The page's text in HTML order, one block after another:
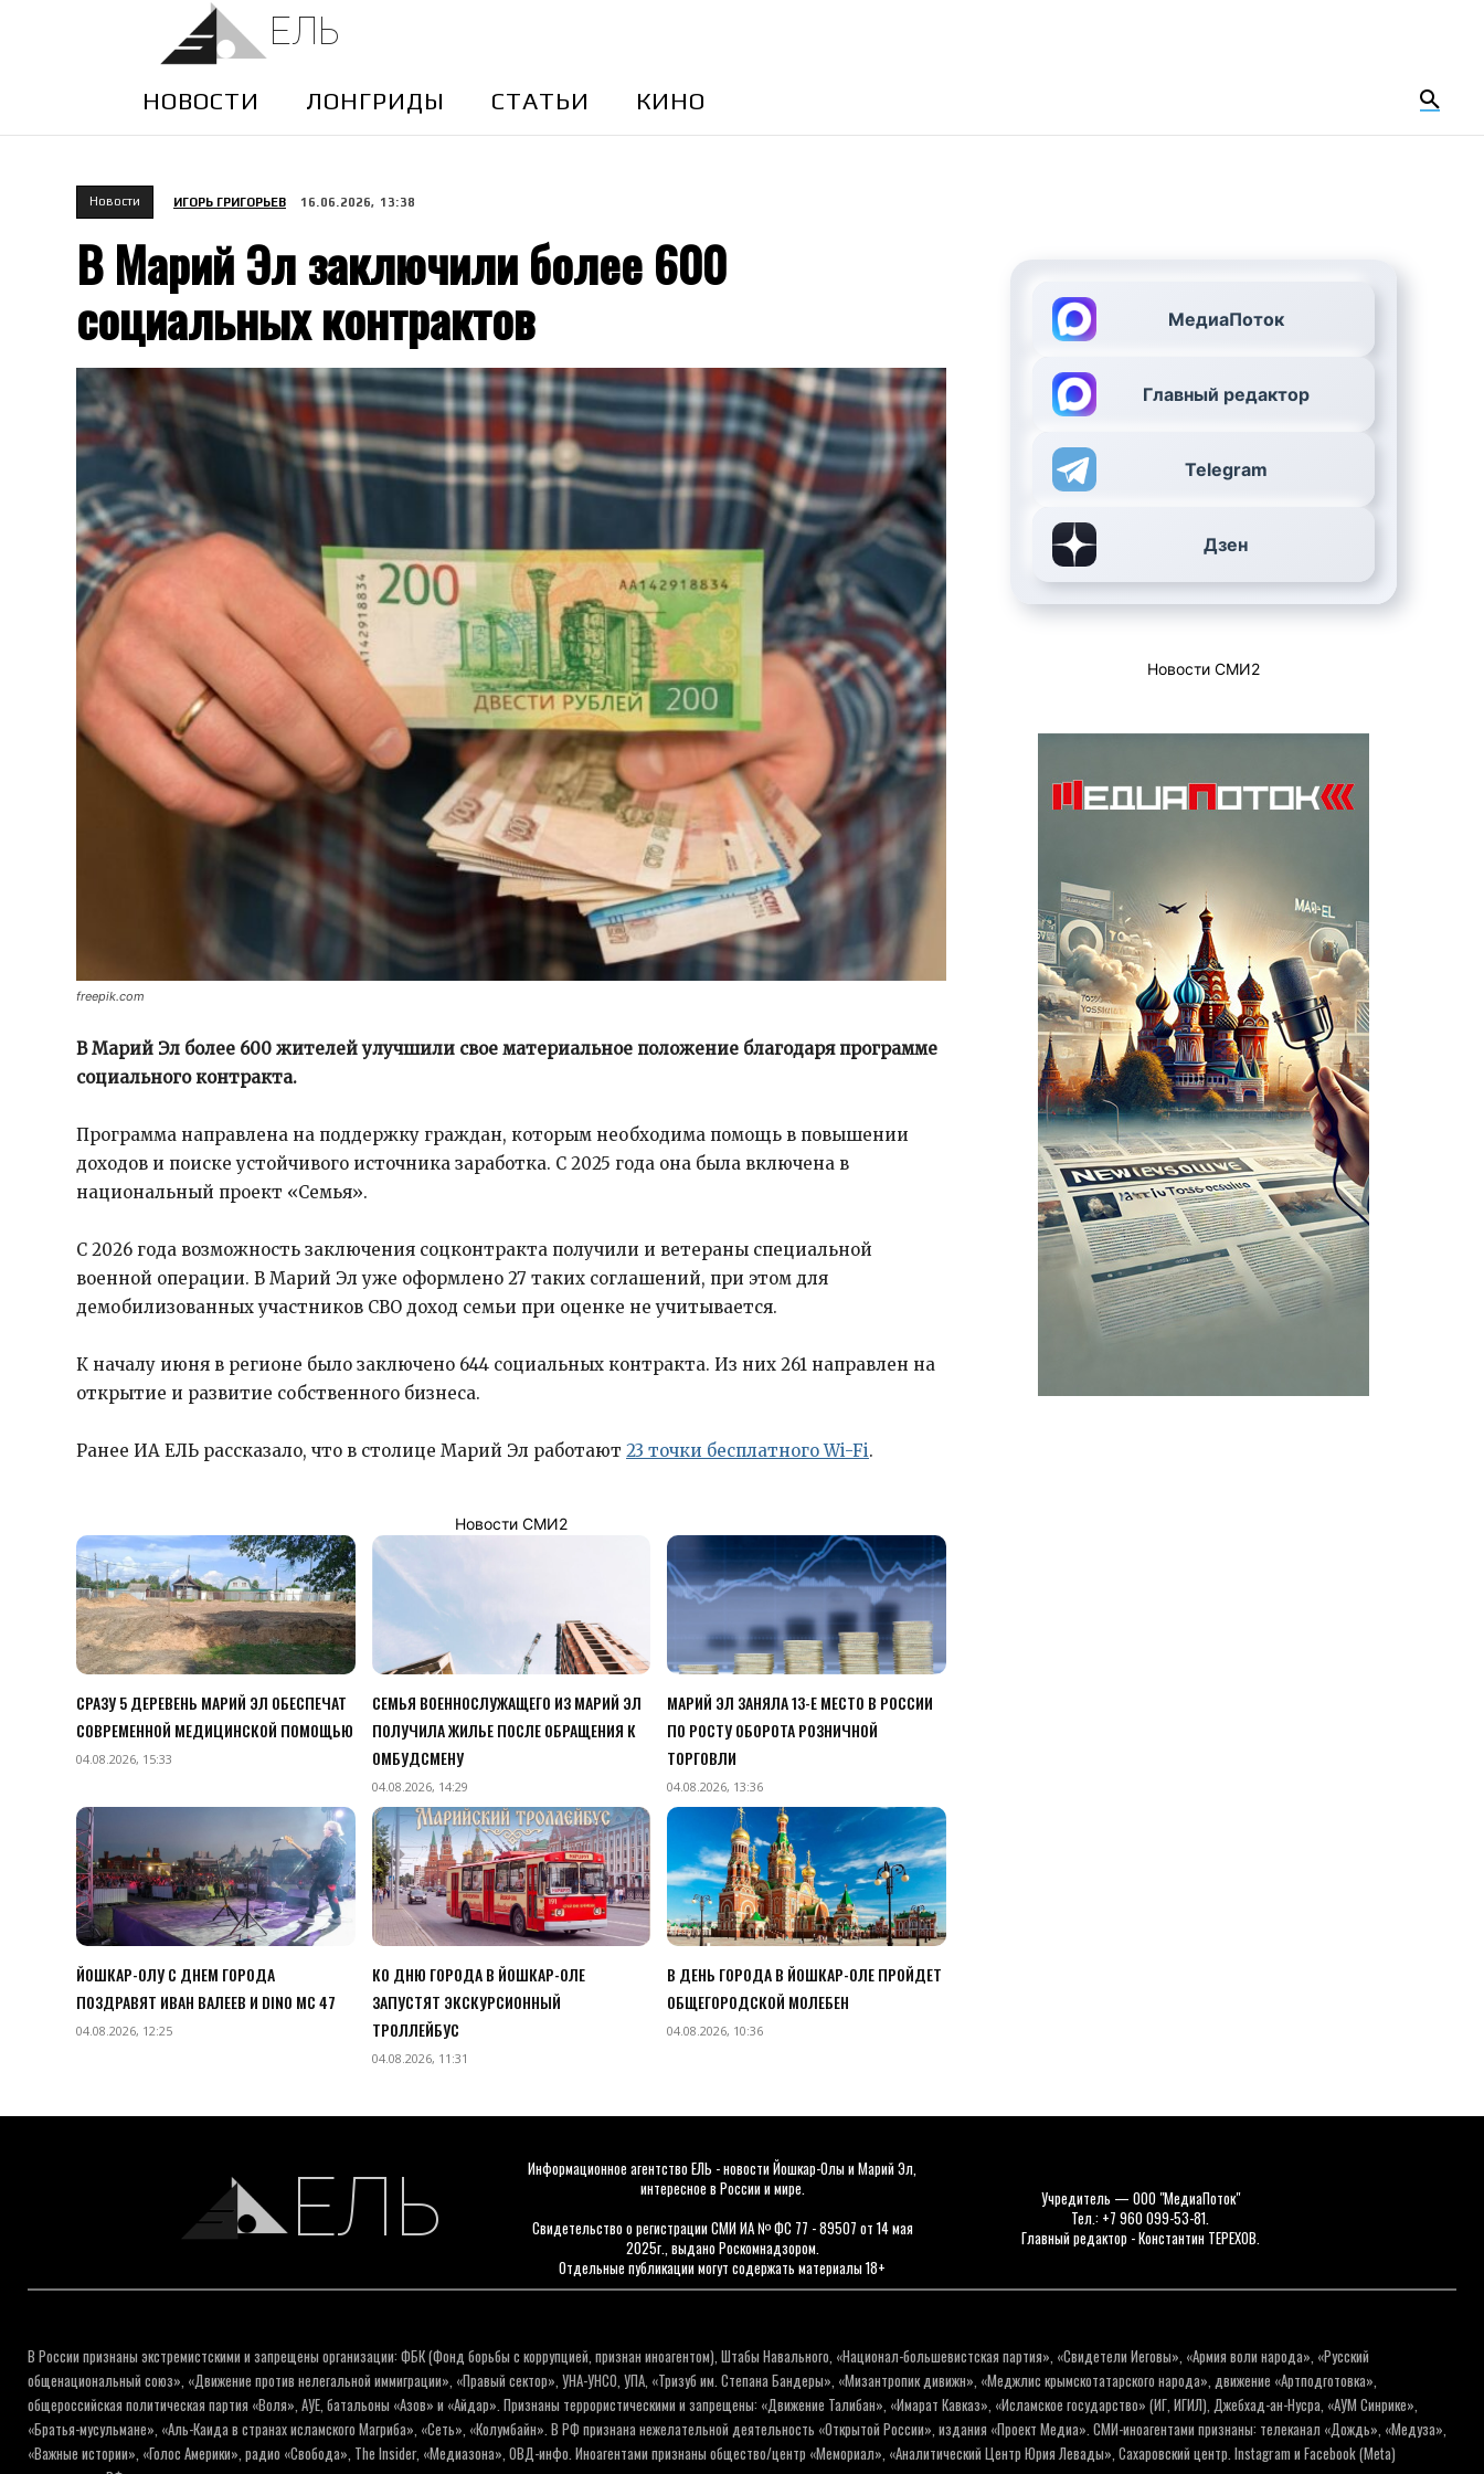
ЕЛЬ
НОВОСТИ ЛОНГРИДЫ CТАТЬИ КИНО
Новости ИГОРЬ ГРИГОРЬЕВ 16.06.2026, 13:38
В Марий Эл заключили более 600
социальных контрактов
freepik.com
В Марий Эл более 600 жителей улучшили свое материальное положение благодаря программе
социального контракта.
Программа направлена на поддержку граждан, которым необходима помощь в повышении
доходов и поиске устойчивого источника заработка. С 2025 года она была включена в
национальный проект «Семья».
С 2026 года возможность заключения соцконтракта получили и ветераны специальной
военной операции. В Марий Эл уже оформлено 27 таких соглашений, при этом для
демобилизованных участников СВО доход семьи при оценке не учитывается.
К началу июня в регионе было заключено 644 социальных контракта. Из них 261 направлен на
открытие и развитие собственного бизнеса.
Ранее ИА ЕЛЬ рассказало, что в столице Марий Эл работают 23 точки бесплатного Wi-Fi.
Новости СМИ2
СРАЗУ 5 ДЕРЕВЕНЬ МАРИЙ ЭЛ ОБЕСПЕЧАТ
СОВРЕМЕННОЙ МЕДИЦИНСКОЙ ПОМОЩЬЮ
04.08.2026, 15:33
СЕМЬЯ ВОЕННОСЛУЖАЩЕГО ИЗ МАРИЙ ЭЛ
ПОЛУЧИЛА ЖИЛЬЕ ПОСЛЕ ОБРАЩЕНИЯ К
ОМБУДСМЕНУ
04.08.2026, 14:29
МАРИЙ ЭЛ ЗАНЯЛА 13-Е МЕСТО В РОССИИ
ПО РОСТУ ОБОРОТА РОЗНИЧНОЙ
ТОРГОВЛИ
04.08.2026, 13:36
ЙОШКАР-ОЛУ С ДНЕМ ГОРОДА
ПОЗДРАВЯТ ИВАН ВАЛЕЕВ И DINO MC 47
04.08.2026, 12:25
КО ДНЮ ГОРОДА В ЙОШКАР-ОЛЕ
ЗАПУСТЯТ ЭКСКУРСИОННЫЙ
ТРОЛЛЕЙБУС
04.08.2026, 11:31
В ДЕНЬ ГОРОДА В ЙОШКАР-ОЛЕ ПРОЙДЕТ
ОБЩЕГОРОДСКОЙ МОЛЕБЕН
04.08.2026, 10:36
МедиаПоток
Главный редактор
Telegram
Дзен
Новости СМИ2
ЕЛЬ
Информационное агентство ЕЛЬ - новости Йошкар-Олы и Марий Эл,
интересное в России и мире.
Свидетельство о регистрации СМИ ИА № ФС 77 - 89507 от 14 мая
2025г., выдано Роскомнадзором.
Отдельные публикации могут содержать материалы 18+
Учредитель — ООО "МедиаПоток"
Тел.: +7 960 099-53-81.
Главный редактор - Константин ТЕРЕХОВ.
В России признаны экстремистскими и запрещены организации: ФБК (Фонд борьбы с коррупцией, признан иноагентом), Штабы Навального, «Национал-большевистская партия», «Свидетели Иеговы», «Армия воли народа», «Русский
общенациональный союз», «Движение против нелегальной иммиграции», «Правый сектор», УНА-УНСО, УПА, «Тризуб им. Степана Бандеры», «Мизантропик дивижн», «Меджлис крымскотатарского народа», движение «Артподготовка»,
общероссийская политическая партия «Воля», АУЕ, батальоны «Азов» и «Айдар». Признаны террористическими и запрещены: «Движение Талибан», «Имарат Кавказ», «Исламское государство» (ИГ, ИГИЛ), Джебхад-ан-Нусра, «АУМ Синрике»,
«Братья-мусульмане», «Аль-Каида в странах исламского Магриба», «Сеть», «Колумбайн». В РФ признана нежелательной деятельность «Открытой России», издания «Проект Медиа». СМИ-иноагентами признаны: телеканал «Дождь», «Медуза»,
«Важные истории», «Голос Америки», радио «Свобода», The Insider, «Медиазона», ОВД-инфо. Иноагентами признаны общество/центр «Мемориал», «Аналитический Центр Юрия Левады», Сахаровский центр. Instagram и Facebook (Metа)